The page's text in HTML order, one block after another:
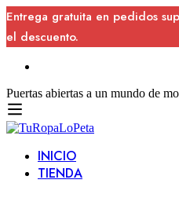
Entrega gratuita en pedidos
el descuento.
Puertas abiertas a un mundo de
INICIO
TIENDA